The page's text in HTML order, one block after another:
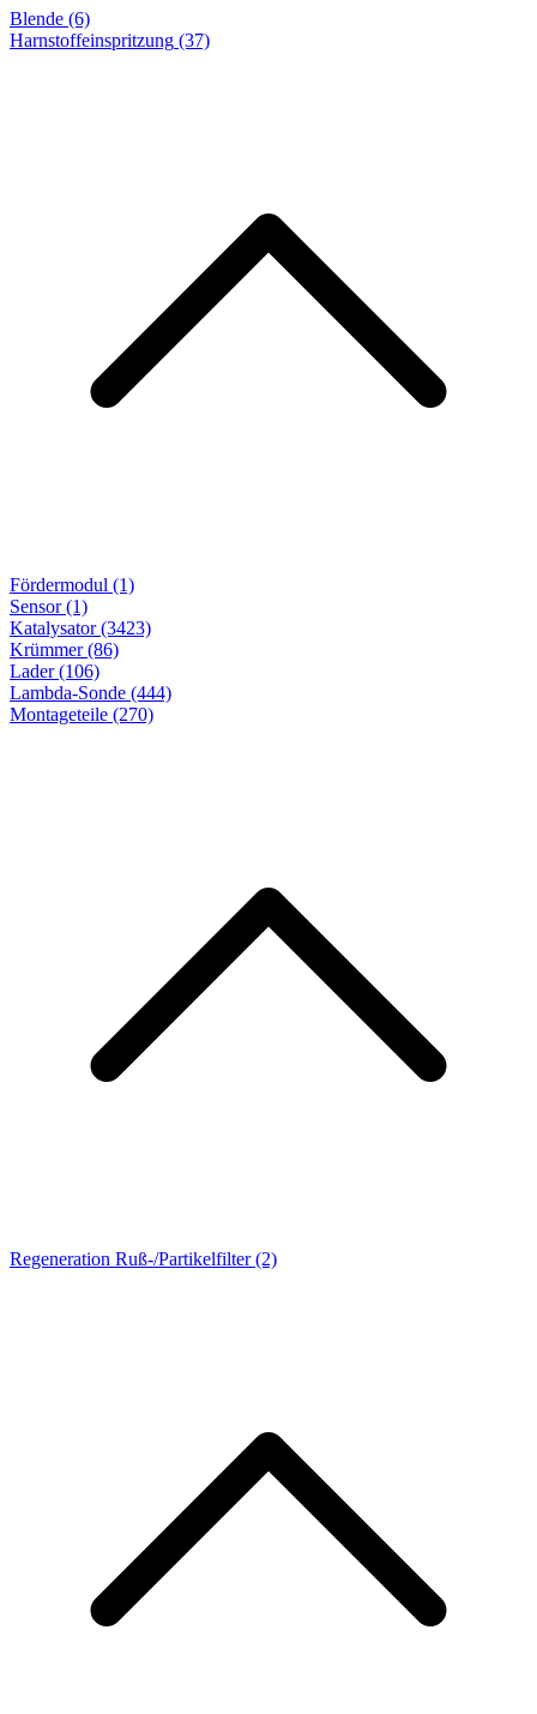
Blende (6)
Harnstoffeinspritzung (37)
Fördermodul (1)
Sensor (1)
Katalysator (3423)
Krümmer (86)
Lader (106)
Lambda-Sonde (444)
Montageteile (270)
Regeneration Ruß-/Partikelfilter(2)